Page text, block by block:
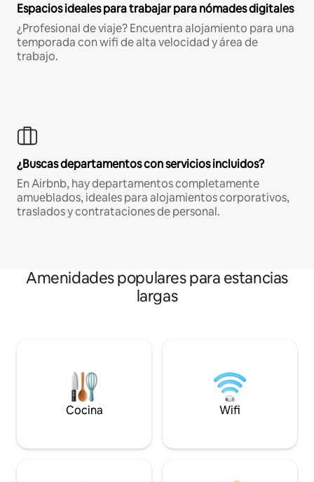
Espacios ideales para trabajar para nómades digitales
¿Profesional de viaje? Encuentra alojamiento para una
temporada con wifi de alta velocidad y área de
trabajo.
¿Buscas departamentos con servicios incluidos?
En Airbnb, hay departamentos completamente
amueblados, ideales para alojamientos corporativos,
traslados y contrataciones de personal.
Amenidades populares para estancias
largas
Cocina Wifi